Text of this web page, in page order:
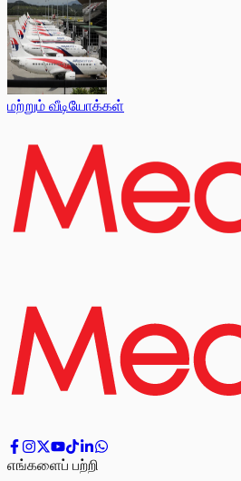
மற்றும் வீடியோக்கள்
எங்களைப் பற்றி